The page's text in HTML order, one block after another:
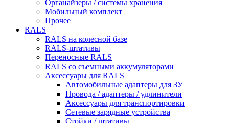
Органайзеры / системы хранения
Мобильный комплект
Прочее
RALS
RALS на колесной базе
RALS-штативы
Переносные RALS
RALS со съемными аккумуляторами
Аксессуары для RALS
Автомобильные адаптеры для ЗУ
Провода / адаптеры / удлинители
Аксессуары для транспортировки
Сетевые зарядные устройства
Стойки / штативы